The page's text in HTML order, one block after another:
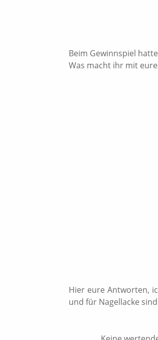
Beim Gewinnspiel
Was macht ihr mit
Hier eure Antworten,
und für Nagellacke